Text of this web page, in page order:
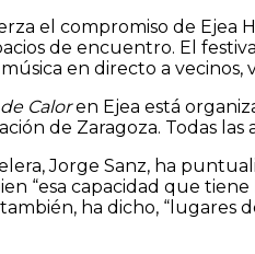
el compromiso de Ejea
de encuentro. El
en directo a vecinos,
Caloren Ejea está
de Zaragoza. Todas las
Jorge Sanz, ha
“esa capacidad que
ha dicho, “lugares